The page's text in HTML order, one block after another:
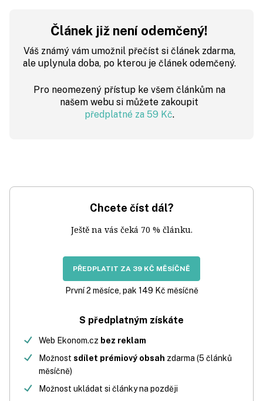
Článek již není odemčený!
Váš známý vám umožnil přečíst si článek zdarma,
ale uplynula doba, po kterou je článek odemčený.
Pro neomezený přístup ke všem článkům na
našem webu si můžete zakoupit
předplatné za 59 Kč.
Chcete číst dál?
Ještě na vás čeká 70 % článku.
PŘEDPLATIT ZA 39 KČ MĚSÍČNĚ
První 2 měsíce, pak 149 Kč měsíčně
S předplatným získáte
Web Ekonom.cz bez reklam
Možnost sdílet prémiový obsah zdarma (5 článků
měsíčně)
Možnost ukládat si články na později